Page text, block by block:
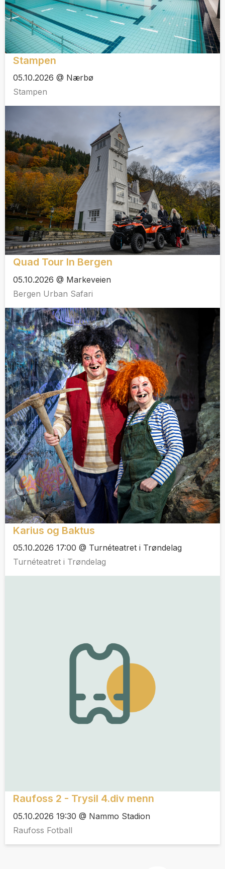
Stampen
05.10.2026 @ Nærbø
Stampen
Quad Tour In Bergen
05.10.2026 @ Markeveien
Bergen Urban Safari
Karius og Baktus
05.10.2026 17:00 @ Turnéteatret i Trøndelag
Turnéteatret i Trøndelag
Raufoss 2 - Trysil 4.div menn
05.10.2026 19:30 @ Nammo Stadion
Raufoss Fotball